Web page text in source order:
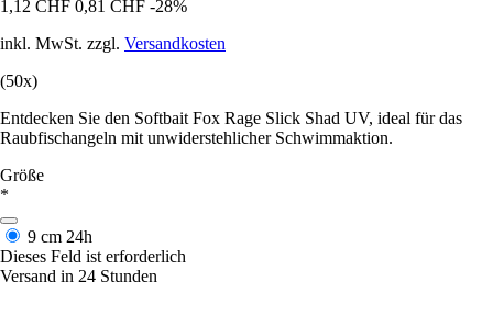
1,12 CHF 0,81 CHF -28%
inkl. MwSt. zzgl. Versandkosten
(50x)
Entdecken Sie den Softbait Fox Rage Slick Shad UV, ideal für das
Raubfischangeln mit unwiderstehlicher Schwimmaktion.
Größe
*
9 cm 24h
Dieses Feld ist erforderlich
Versand in 24 Stunden